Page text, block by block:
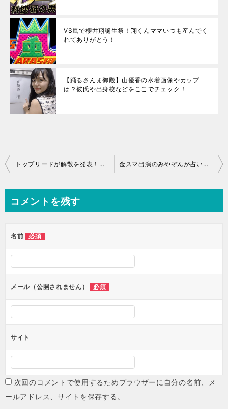
VS嵐で櫻井翔誕生祭！翔くんママいつも産んでく
れてありがとう！
【踊るさんま御殿】山優香の水着画像やカップ
は？彼氏や出身校などをここでチェック！
投
稿
ナ
ビ
ー
トップリードが解散を発表！和賀の今後は？過去の爆笑ネタについて 金スマ出演のみやぞんが占いでスケベと発覚！銀座の母の鑑定料金は？
コメントを残す
名前 必須
メール（公開されません） 必須
サイト
次回のコメントで使用するためブラウザーに自分の名前、メ
ールアドレス、サイトを保存する。